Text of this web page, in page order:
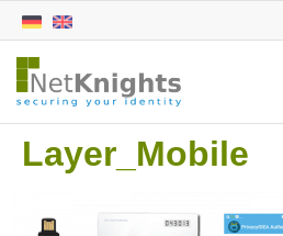
Layer_Mobile